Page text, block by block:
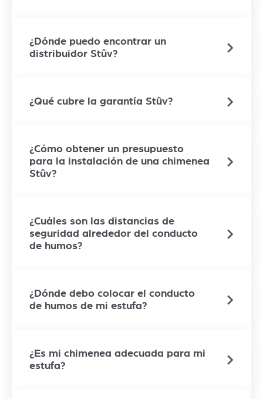
¿Dónde puedo encontrar un
distribuidor Stûv?
¿Qué cubre la garantía Stûv?
¿Cómo obtener un presupuesto
para la instalación de una chimenea
Stûv?
¿Cuáles son las distancias de
seguridad alrededor del conducto
de humos?
¿Dónde debo colocar el conducto
de humos de mi estufa?
¿Es mi chimenea adecuada para mi
estufa?